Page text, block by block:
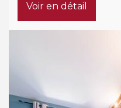
Voir en détail